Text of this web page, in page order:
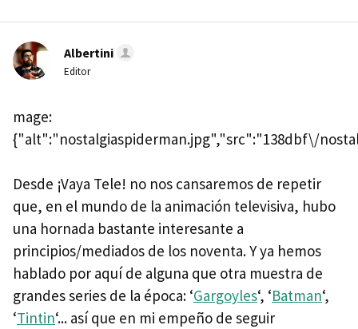
Albertini
Editor
mage:
{"alt":"nostalgiaspiderman.jpg","src":"138dbf\/
Desde ¡Vaya Tele! no nos cansaremos de repetir
que, en el mundo de la animación televisiva, hubo
una hornada bastante interesante a
principios/mediados de los noventa. Y ya hemos
hablado por aquí de alguna que otra muestra de
grandes series de la época: ‘Gargoyles‘, ‘Batman‘,
‘Tintin‘... así que en mi empeño de seguir